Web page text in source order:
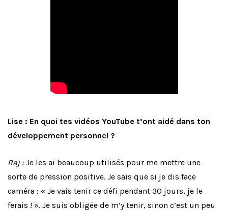
Lise : En quoi tes vidéos YouTube t’ont aidé dans ton
développement personnel ?
Raj :Je les ai beaucoup utilisés pour me mettre une
sorte de pression positive. Je sais que si je dis face
caméra : « Je vais tenir ce défi pendant 30 jours, je le
ferais ! ». Je suis obligée de m’y tenir, sinon c’est un peu